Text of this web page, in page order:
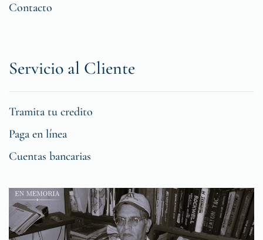
Contacto
Servicio al Cliente
Tramita tu credito
Paga en línea
Cuentas bancarias